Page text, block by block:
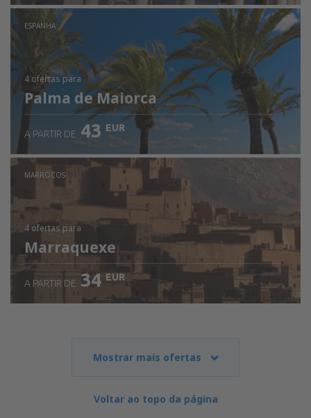
ESPANHA
4 ofertas para
Palma de Maiorca
A PARTIR DE 43 EUR
MARROCOS
4 ofertas para
Marraquexe
A PARTIR DE 34 EUR
Mostrar mais ofertas
Voltar ao topo da página